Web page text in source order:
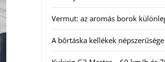
Vermut: az aromás borok
A bőrtáska kellékek